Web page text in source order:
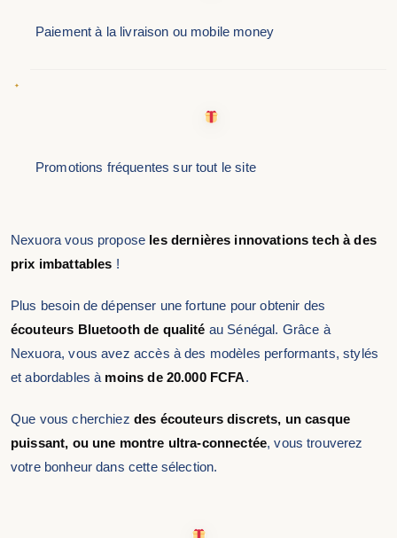
Paiement à la livraison ou mobile money
Promotions fréquentes sur tout le site
Nexuora vous propose les dernières innovations tech à des
prix imbattables !
Plus besoin de dépenser une fortune pour obtenir des
écouteurs Bluetooth de qualité au Sénégal. Grâce à
Nexuora, vous avez accès à des modèles performants, stylés
et abordables à moins de 20.000 FCFA.
Que vous cherchiez des écouteurs discrets, un casque
puissant, ou une montre ultra-connectée, vous trouverez
votre bonheur dans cette sélection.